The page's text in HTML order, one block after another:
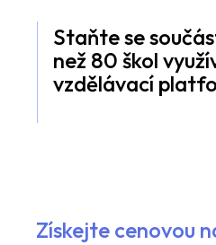
Staňte se
než 80 škol
vzdělávací
Získejte cenovou